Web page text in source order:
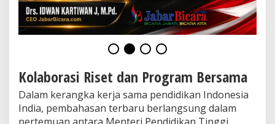
d
a
n
B
s
n
i
s
d
Kolaborasi Riset dan Program Bersama
Dalam kerangka kerja sama pendidikan Indonesia
India, pembahasan terbaru berlangsung dalam
pertemuan antara Menteri Pendidikan Tinggi,